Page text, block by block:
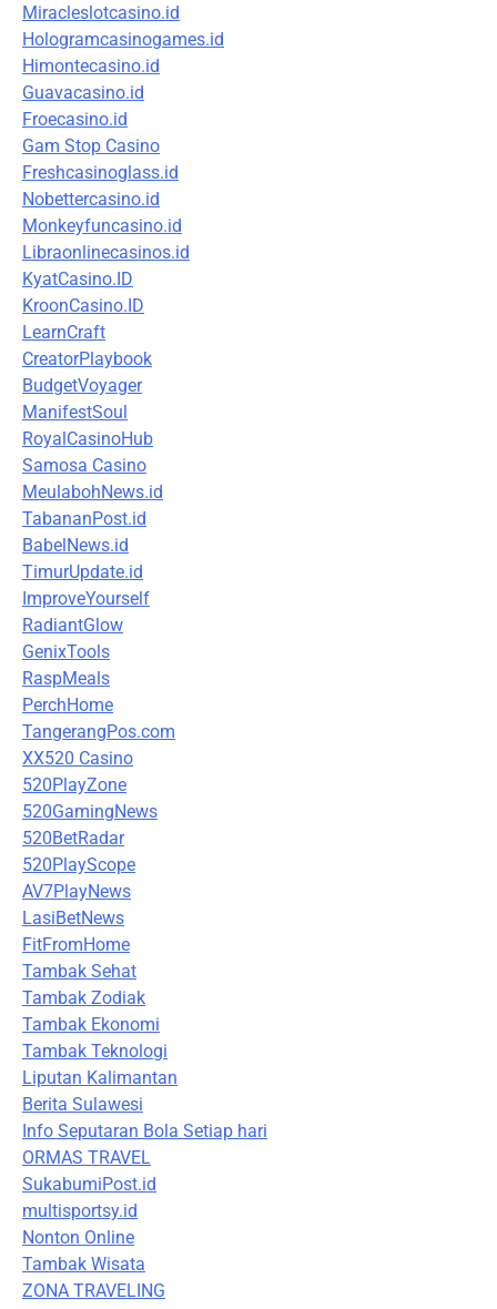
Miracleslotcasino.id
Hologramcasinogames.id
Himontecasino.id
Guavacasino.id
Froecasino.id
Gam Stop Casino
Freshcasinoglass.id
Nobettercasino.id
Monkeyfuncasino.id
Libraonlinecasinos.id
KyatCasino.ID
KroonCasino.ID
LearnCraft
CreatorPlaybook
BudgetVoyager
ManifestSoul
RoyalCasinoHub
Samosa Casino
MeulabohNews.id
TabananPost.id
BabelNews.id
TimurUpdate.id
ImproveYourself
RadiantGlow
GenixTools
RaspMeals
PerchHome
TangerangPos.com
XX520 Casino
520PlayZone
520GamingNews
520BetRadar
520PlayScope
AV7PlayNews
LasiBetNews
FitFromHome
Tambak Sehat
Tambak Zodiak
Tambak Ekonomi
Tambak Teknologi
Liputan Kalimantan
Berita Sulawesi
Info Seputaran Bola Setiap hari
ORMAS TRAVEL
SukabumiPost.id
multisportsy.id
Nonton Online
Tambak Wisata
ZONA TRAVELING